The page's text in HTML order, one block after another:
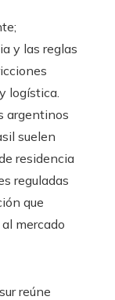
y las reglas
logística.
argentinos
suelen
residencia
reguladas
que
mercado
reúne